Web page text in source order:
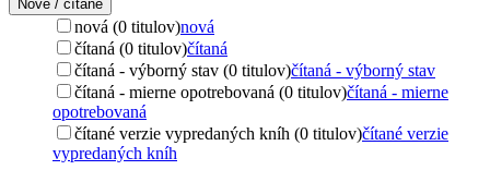
Nové / čítané
nová (0 titulov)nová
čítaná (0 titulov)čítaná
čítaná - výborný stav (0 titulov)čítaná - výborný stav
čítaná - mierne opotrebovaná (0 titulov)čítaná - mierne
opotrebovaná
čítané verzie vypredaných kníh (0 titulov)čítané verzie
vypredaných kníh